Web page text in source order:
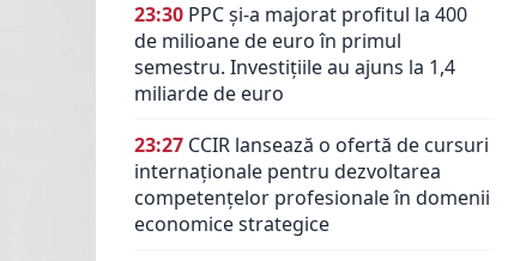
23:30 PPC și-a majorat profitul la 400
de milioane de euro în primul
semestru. Investițiile au ajuns la 1,4
miliarde de euro
23:27 CCIR lansează o ofertă de cursuri
internaționale pentru dezvoltarea
competențelor profesionale în domenii
economice strategice